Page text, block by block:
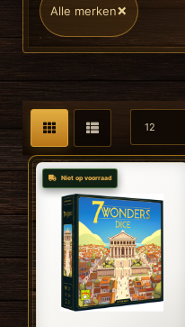
Alle merken×
Niet op voorraad